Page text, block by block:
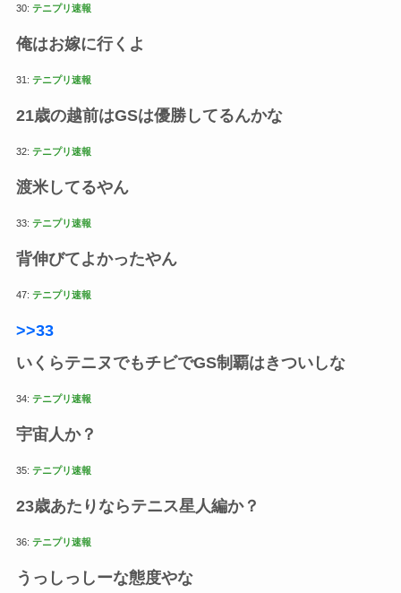
30: テニプリ速報
俺はお嫁に行くよ
31: テニプリ速報
21歳の越前はGSは優勝してるんかな
32: テニプリ速報
渡米してるやん
33: テニプリ速報
背伸びてよかったやん
47: テニプリ速報
>>33
いくらテニヌでもチビでGS制覇はきついしな
34: テニプリ速報
宇宙人か？
35: テニプリ速報
23歳あたりならテニス星人編か？
36: テニプリ速報
うっしっしーな態度やな